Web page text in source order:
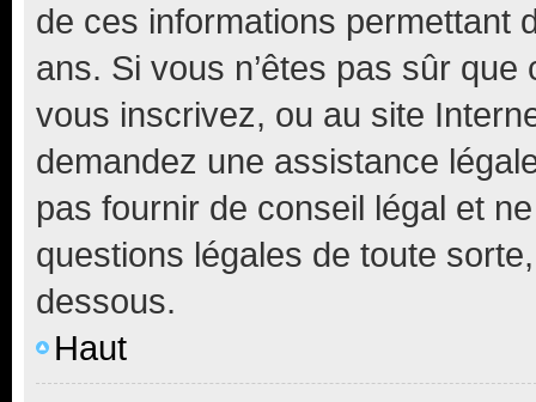
de ces informations permettant
ans. Si vous n’êtes pas sûr
vous inscrivez, ou au site
demandez une assistance
pas fournir de conseil légal et
questions légales de toute
dessous.
Haut